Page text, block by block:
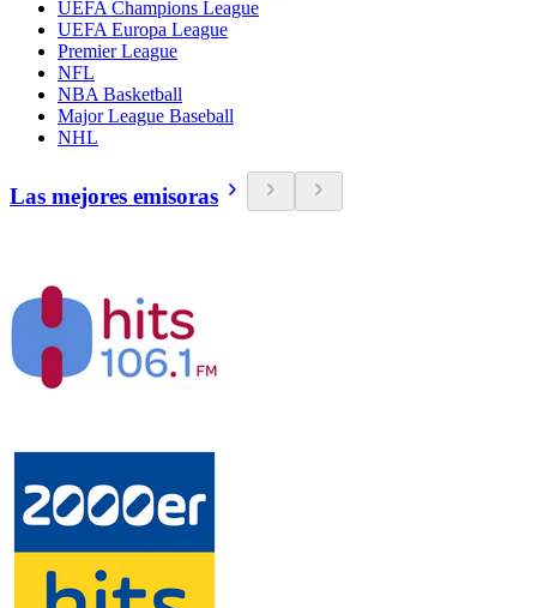
UEFA Champions League
UEFA Europa League
Premier League
NFL
NBA Basketball
Major League Baseball
NHL
Las mejores emisoras